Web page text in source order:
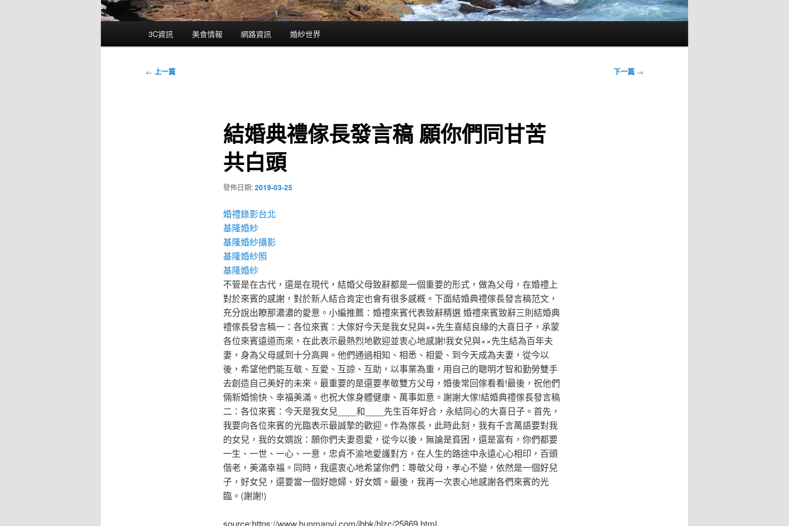
3C資訊 美食情報 網路資訊 婚紗世界
文
← 上一篇 下一篇 →
結婚典禮傢長發言稿 願你們同甘苦
共白頭
發佈日期:2019-03-25
婚禮錄影台北
基隆婚紗
基隆婚紗攝影
基隆婚紗照
基隆婚紗
不管是在古代，還是在現代，結婚父母致辭都是一個重要的形式，做為父母，在婚禮上
對於來賓的感謝，對於新人結合肯定也會有很多感概。下面結婚典禮傢長發言稿范文，
充分說出瞭那濃濃的愛意。小編推薦：婚禮來賓代表致辭精選 婚禮來賓致辭三則結婚典
禮傢長發言稿一：各位來賓：大傢好今天是我女兒與××先生喜結良緣的大喜日子，承蒙
各位來賓遠道而來，在此表示最熱烈地歡迎並衷心地感謝!我女兒與××先生結為百年夫
妻，身為父母感到十分高興。他們通過相知、相悉、相愛、到今天成為夫妻，從今以
後，希望他們能互敬、互愛、互諒、互助，以事業為重，用自己的聰明才智和勤勞雙手
去創造自己美好的未來。最重要的是還要孝敬雙方父母，婚後常回傢看看!最後，祝他們
倆新婚愉快、幸福美滿。也祝大傢身體健康、萬事如意。謝謝大傢!結婚典禮傢長發言稿
二：各位來賓：今天是我女兒____和____先生百年好合，永結同心的大喜日子。首先，
我要向各位來賓的光臨表示最誠摯的歡迎。作為傢長，此時此刻，我有千言萬語要對我
的女兒，我的女婿說：願你們夫妻恩愛，從今以後，無論是貧困，還是富有，你們都要
一生、一世、一心、一意，忠貞不渝地愛護對方，在人生的路途中永遠心心相印，百頭
偕老，美滿幸福。同時，我還衷心地希望你們：尊敬父母，孝心不變，依然是一個好兒
子，好女兒，還要當一個好媳婦、好女婿。最後，我再一次衷心地感謝各們來賓的光
臨。(謝謝!)